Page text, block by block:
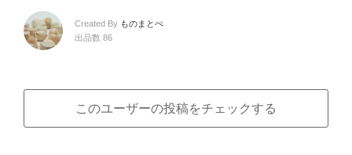
Created By ものまとぺ
出品数 86
このユーザーの投稿をチェックする